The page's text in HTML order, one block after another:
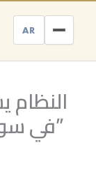
AR
النظام
في سوريا.. “مشكلة ذات شقين”